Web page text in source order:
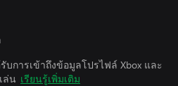
บการเข้าถึงข้อมูลโปรไฟล์ Xbox และ
ล่น เรียนรู้เพิ่มเติม